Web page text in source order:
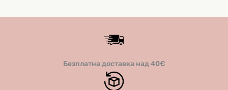
Безплатна доставка над 40€